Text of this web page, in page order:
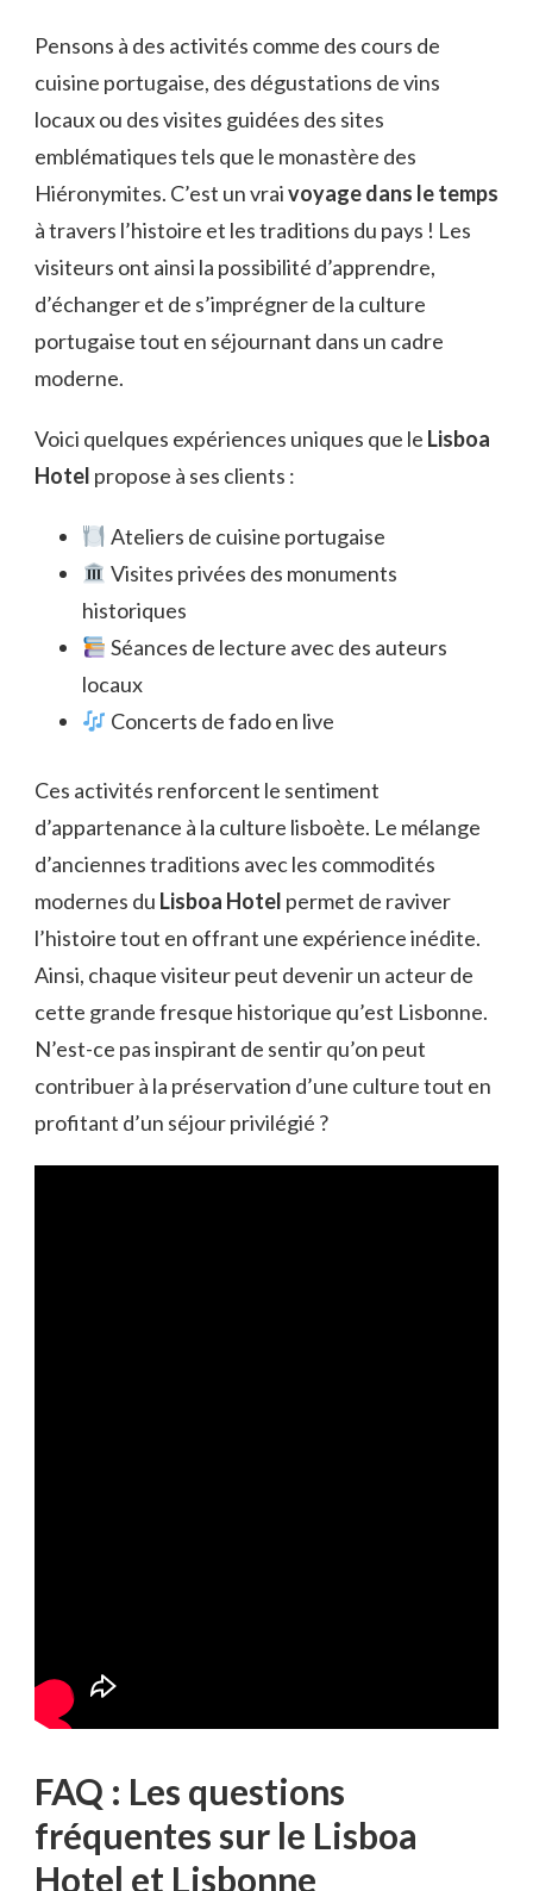
Pensons à des activités comme des cours de
cuisine portugaise, des dégustations de vins
locaux ou des visites guidées des sites
emblématiques tels que le monastère des
Hiéronymites. C’est un vraivoyage dans le temps
à travers l’histoire et les traditions du pays ! Les
visiteurs ont ainsi la possibilité d’apprendre,
d’échanger et de s’imprégner de la culture
portugaise tout en séjournant dans un cadre
moderne.
Voici quelques expériences uniques que le Lisboa
Hotel propose à ses clients :
Ateliers de cuisine portugaise
Visites privées des monuments
historiques
Séances de lecture avec des auteurs
locaux
Concerts de fado en live
Ces activités renforcent le sentiment
d’appartenance à la culture lisboète. Le mélange
d’anciennes traditions avec les commodités
modernes du Lisboa Hotel permet de raviver
l’histoire tout en offrant une expérience inédite.
Ainsi, chaque visiteur peut devenir un acteur de
cette grande fresque historique qu’est Lisbonne.
N’est-ce pas inspirant de sentir qu’on peut
contribuer à la préservation d’une culture tout en
profitant d’un séjour privilégié ?
FAQ : Les questions
fréquentes sur le Lisboa
Hotel et Lisbonne